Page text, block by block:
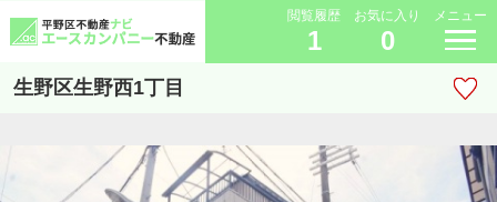
閲覧履歴
1
お気に入り
0
メニュー
生野区生野西1丁目